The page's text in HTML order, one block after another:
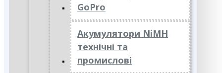
GoPro
Акумулятори NiMH
технічні та
промислові